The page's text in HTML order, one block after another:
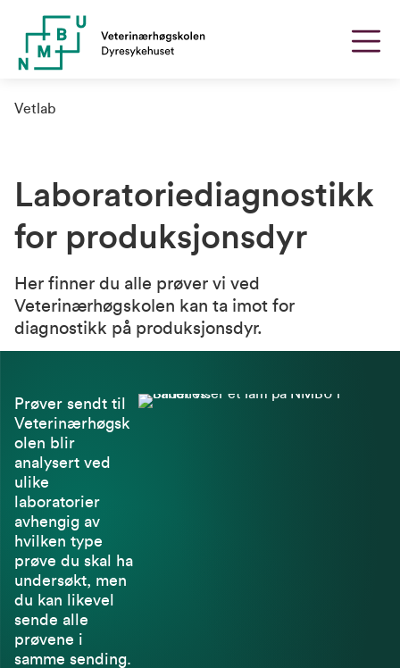
Vetlab
Laboratoriediagnostikk
for produksjonsdyr
Her finner du alle prøver vi ved
Veterinærhøgskolen kan ta imot for
diagnostikk på produksjonsdyr.
Prøver sendt til
Veterinærhøgsk
olen blir
analysert ved
ulike
laboratorier
avhengig av
hvilken type
prøve du skal ha
undersøkt, men
du kan likevel
sende alle
prøvene i
samme sending.